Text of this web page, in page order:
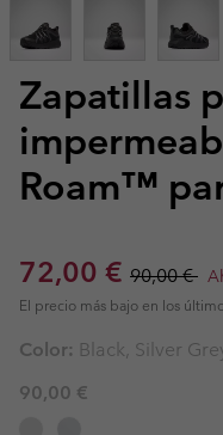
Zapatillas
Roam™
Sale price:
72,00 € Regular
90,00 €
El precio más bajo en los
Color: Black, Silver
90,00 €